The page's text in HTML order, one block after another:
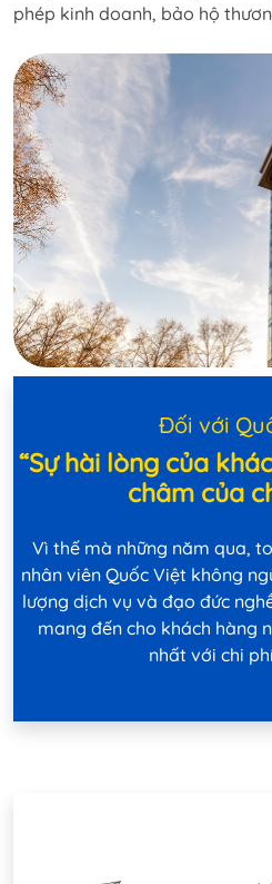
phép kinh doanh, bảo hộ
Đối với
“Sự hài lòng của
châm của
Vì thế mà những năm qua,
nhân viên Quốc Việt không
lượng dịch vụ và đạo đức
mang đến cho khách hàng
nhất với chi